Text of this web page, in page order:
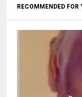
RECOMMENDED FOR